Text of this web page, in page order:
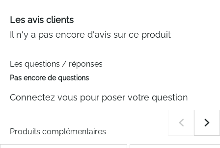
Les avis clients
Il n'y a pas encore d'avis sur ce produit
Les questions / réponses
Pas encore de questions
Connectez vous pour poser votre question
Produits complémentaires